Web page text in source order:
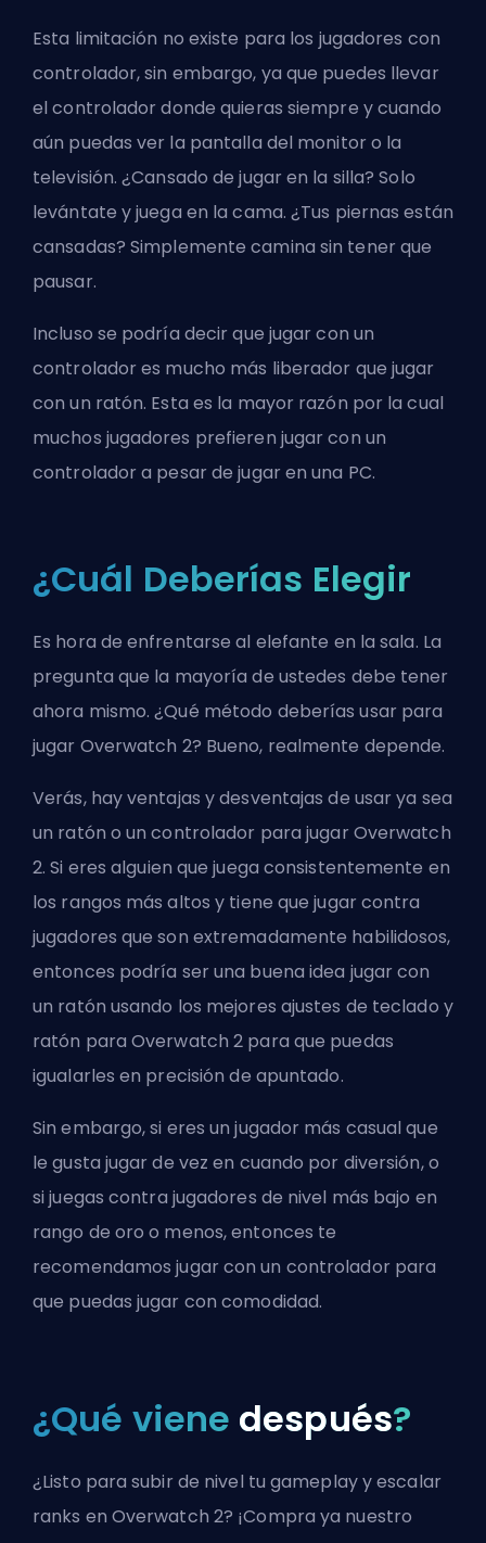
Esta limitación no existe para los jugadores con
controlador, sin embargo, ya que puedes llevar
el controlador donde quieras siempre y cuando
aún puedas ver la pantalla del monitor o la
televisión. ¿Cansado de jugar en la silla? Solo
levántate y juega en la cama. ¿Tus piernas están
cansadas? Simplemente camina sin tener que
pausar.
Incluso se podría decir que jugar con un
controlador es mucho más liberador que jugar
con un ratón. Esta es la mayor razón por la cual
muchos jugadores prefieren jugar con un
controlador a pesar de jugar en una PC.
¿Cuál Deberías Elegir
Es hora de enfrentarse al elefante en la sala. La
pregunta que la mayoría de ustedes debe tener
ahora mismo. ¿Qué método deberías usar para
jugar Overwatch 2? Bueno, realmente depende.
Verás, hay ventajas y desventajas de usar ya sea
un ratón o un controlador para jugar Overwatch
2. Si eres alguien que juega consistentemente en
los rangos más altos y tiene que jugar contra
jugadores que son extremadamente habilidosos,
entonces podría ser una buena idea jugar con
un ratón usando los mejores ajustes de teclado y
ratón para Overwatch 2 para que puedas
igualarles en precisión de apuntado.
Sin embargo, si eres un jugador más casual que
le gusta jugar de vez en cuando por diversión, o
si juegas contra jugadores de nivel más bajo en
rango de oro o menos, entonces te
recomendamos jugar con un controlador para
que puedas jugar con comodidad.
¿Qué viene después?
¿Listo para subir de nivel tu gameplay y escalar
ranks en Overwatch 2? ¡Compra ya nuestro